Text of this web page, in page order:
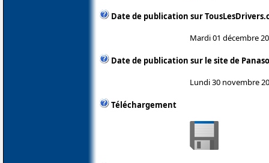
Date de publication sur
Mardi 01 décembre
Date de publication sur le site de
Lundi 30 novembre
Téléchargement